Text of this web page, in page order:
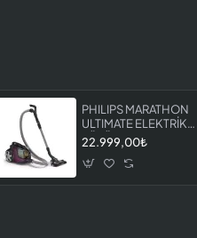
PHILIPS MARATHON
ULTIMATE ELEKTRİKLİ
SÜPÜRGE XB9155 07
22.999,00₺